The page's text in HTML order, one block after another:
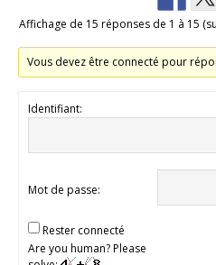
Affichage de 15 réponses de 1 à 15
Vous devez être connecté pour
Identifiant:
Mot de passe:
Rester connecté
Are you human? Please